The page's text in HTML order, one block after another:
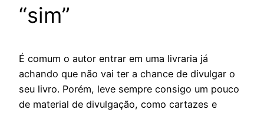
“sim”
É comum o autor entrar em uma livraria já
achando que não vai ter a chance de divulgar o
seu livro. Porém, leve sempre consigo um pouco
de material de divulgação, como cartazes e